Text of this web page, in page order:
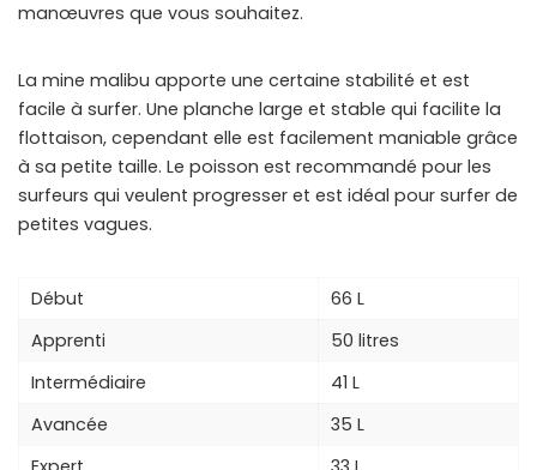
manœuvres que vous souhaitez.
La mine malibu apporte une certaine stabilité et est
facile à surfer. Une planche large et stable qui facilite la
flottaison, cependant elle est facilement maniable grâce
à sa petite taille. Le poisson est recommandé pour les
surfeurs qui veulent progresser et est idéal pour surfer de
petites vagues.
Début
66 L
Apprenti
50 litres
Intermédiaire
41 L
Avancée
35 L